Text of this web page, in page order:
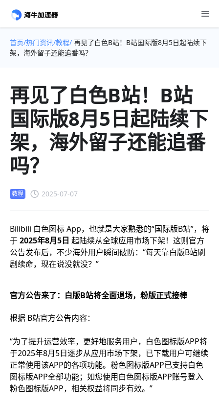
首页/热门资讯/教程/ 再见了白色B站！B站国际版8月5日起陆续下
架，海外留子还能追番吗？
再见了白色B站！B站
国际版8月5日起陆续下
架，海外留子还能追番
吗？
教程 2025-07-07
Bilibili 白色图标 App，也就是大家熟悉的“国际版B站”，将
于2025年8月5日 起陆续从全球应用市场下架！这则官方
公告发布后，不少海外用户瞬间破防：“每天靠白版B站刷
剧续命，现在说没就没？”
官方公告来了：白版B站将全面退场，粉版正式接棒
根据 B站官方公告内容：
“为了提升运营效率，更好地服务用户，白色图标版APP将
于2025年8月5日逐步从应用市场下架，已下载用户可继续
正常使用该APP的各项功能。粉色图标版APP已支持白色
图标版APP全部功能；如您使用白色图标版APP账号登入
粉色图标版APP，相关权益将同步有效。”